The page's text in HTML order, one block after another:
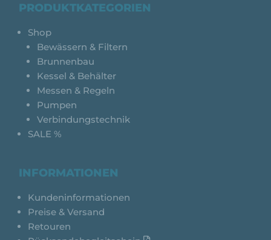
PRODUKTKATEGORIEN
Shop
Bewässern & Filtern
Brunnenbau
Kessel & Behälter
Messen & Regeln
Pumpen
Verbindungstechnik
SALE %
INFORMATIONEN
Kundeninformationen
Preise & Versand
Retouren